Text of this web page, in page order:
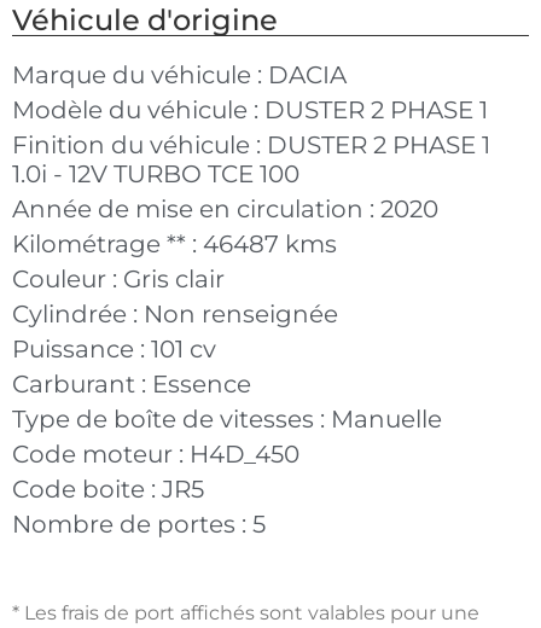
Véhicule d'origine
Marque du véhicule : DACIA
Modèle du véhicule : DUSTER 2 PHASE 1
Finition du véhicule : DUSTER 2 PHASE 1
1.0i - 12V TURBO TCE 100
Année de mise en circulation : 2020
Kilométrage ** : 46487 kms
Couleur : Gris clair
Cylindrée : Non renseignée
Puissance : 101 cv
Carburant : Essence
Type de boîte de vitesses : Manuelle
Code moteur : H4D_450
Code boite : JR5
Nombre de portes : 5
* Les frais de port affichés sont valables pour une